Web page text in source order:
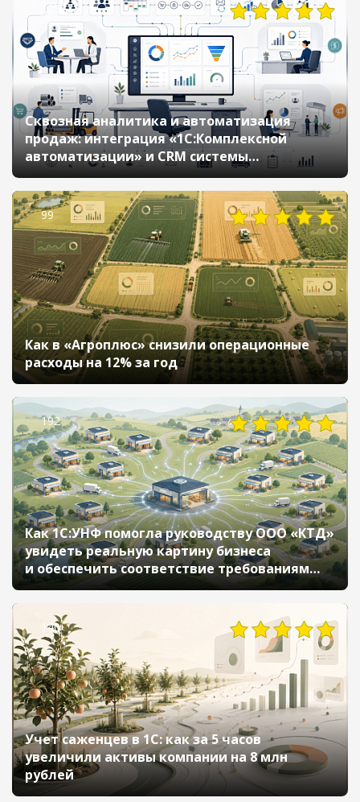
125
Сквозная аналитика и автоматизация
продаж: интеграция «1С:Комплексной
автоматизации» и CRM системы
для «Афинары»
99
Как в «Агроплюс» снизили операционные
расходы на 12% за год
192
Как 1С:УНФ помогла руководству ООО «КТД»
увидеть реальную картину бизнеса
и обеспечить соответствие требованиям
Честного ЗНАКа и ЕГАИС
140
Учет саженцев в 1С: как за 5 часов
увеличили активы компании на 8 млн
рублей